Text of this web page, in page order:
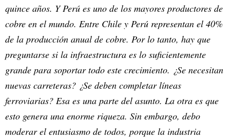
quince años. Y Perú es uno de los mayores productores de
cobre en el mundo. Entre Chile y Perú representan el 40%
de la producción anual de cobre. Por lo tanto, hay que
preguntarse si la infraestructura es lo suficientemente
grande para soportar todo este crecimiento. ¿Se necesitan
nuevas carreteras? ¿Se deben completar líneas
ferroviarias? Esa es una parte del asunto. La otra es que
esto genera una enorme riqueza. Sin embargo, debo
moderar el entusiasmo de todos, porque la industria